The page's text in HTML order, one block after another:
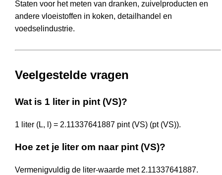
Staten voor het meten van dranken, zuivelproducten en
andere vloeistoffen in koken, detailhandel en
voedselindustrie.
Veelgestelde vragen
Wat is 1 liter in pint (VS)?
1 liter (L, l) = 2.11337641887 pint (VS) (pt (VS)).
Hoe zet je liter om naar pint (VS)?
Vermenigvuldig de liter-waarde met 2.11337641887.